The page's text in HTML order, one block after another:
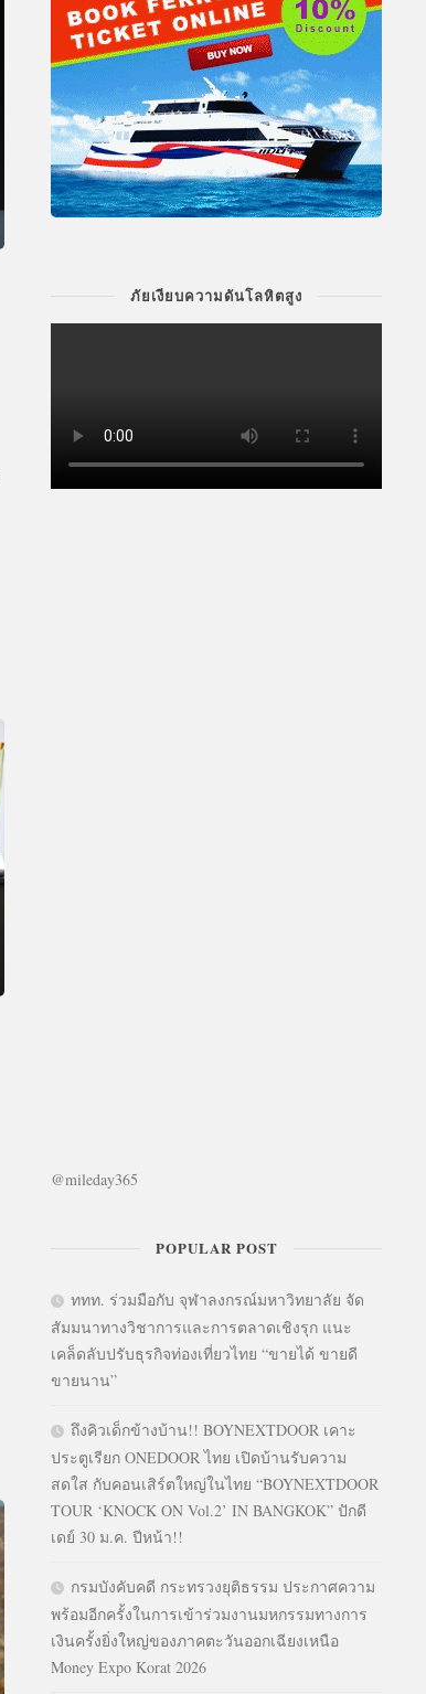
ภัยเงียบความดันโลหิตสูง
@mileday365
POPULAR POST
ททท. ร่วมมือกับ จุฬาลงกรณ์มหาวิทยาลัย จัด
สัมมนาทางวิชาการและการตลาดเชิงรุก แนะ
เคล็ดลับปรับธุรกิจท่องเที่ยวไทย “ขายได้ ขายดี
ขายนาน”
ถึงคิวเด็กข้างบ้าน!! BOYNEXTDOOR เคาะ
ประตูเรียก ONEDOOR ไทย เปิดบ้านรับความ
สดใส กับคอนเสิร์ตใหญ่ในไทย “BOYNEXTDOOR
TOUR ‘KNOCK ON Vol.2’ IN BANGKOK” ปักดี
เดย์ 30 ม.ค. ปีหน้า!!
กรมบังคับคดี กระทรวงยุติธรรม ประกาศความ
พร้อมอีกครั้งในการเข้าร่วมงานมหกรรมทางการ
เงินครั้งยิ่งใหญ่ของภาคตะวันออกเฉียงเหนือ
Money Expo Korat 2026